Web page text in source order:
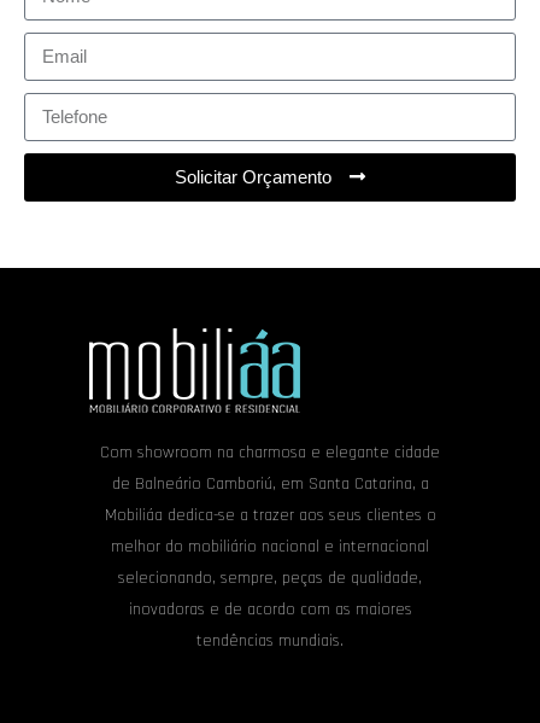
Solicitar Orçamento
Com showroom na charmosa e elegante cidade
de Balneário Camboriú, em Santa Catarina, a
Mobiliáa dedica-se a trazer aos seus clientes o
melhor do mobiliário nacional e internacional
selecionando, sempre, peças de qualidade,
inovadoras e de acordo com as maiores
tendências mundiais.